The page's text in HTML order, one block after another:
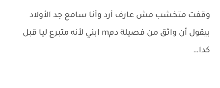
وقفت متخشب مش عارف أرد وأنا سامع جد الأولاد
بيقول أن واثق من فصيلة دمm ابني لأنه متبرع ليا قبل
كدا…